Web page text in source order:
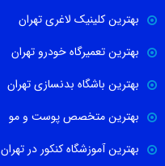
بهترین کلینیک لاغری تهران
بهترین تعمیرگاه خودرو تهران
بهترین باشگاه بدنسازی تهران
بهترین متخصص پوست و مو
بهترین آموزشگاه کنکور در تهران